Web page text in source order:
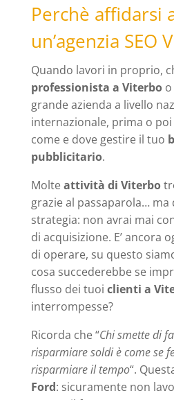
Perchè affidarsi
un’agenzia SEO
Quando lavori in proprio,
professionista a Viterboo
grande azienda a livello
internazionale, prima o
come e dove gestire il tuo
pubblicitario.
Molteattività di Viterbo
grazie al passaparola… ma
strategia: non avrai mai
di acquisizione. E’ ancora
di operare, su questo
cosa succederebbe se
flusso dei tuoi clienti a
interrompesse?
Ricorda che “Chi smette di
risparmiare soldi è come se
risparmiare il tempo“.
Ford: sicuramente non